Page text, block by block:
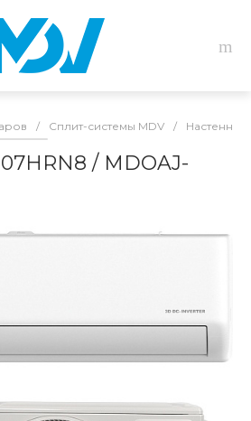
/ Сплит-системы MDV /
/ MDOAJ-